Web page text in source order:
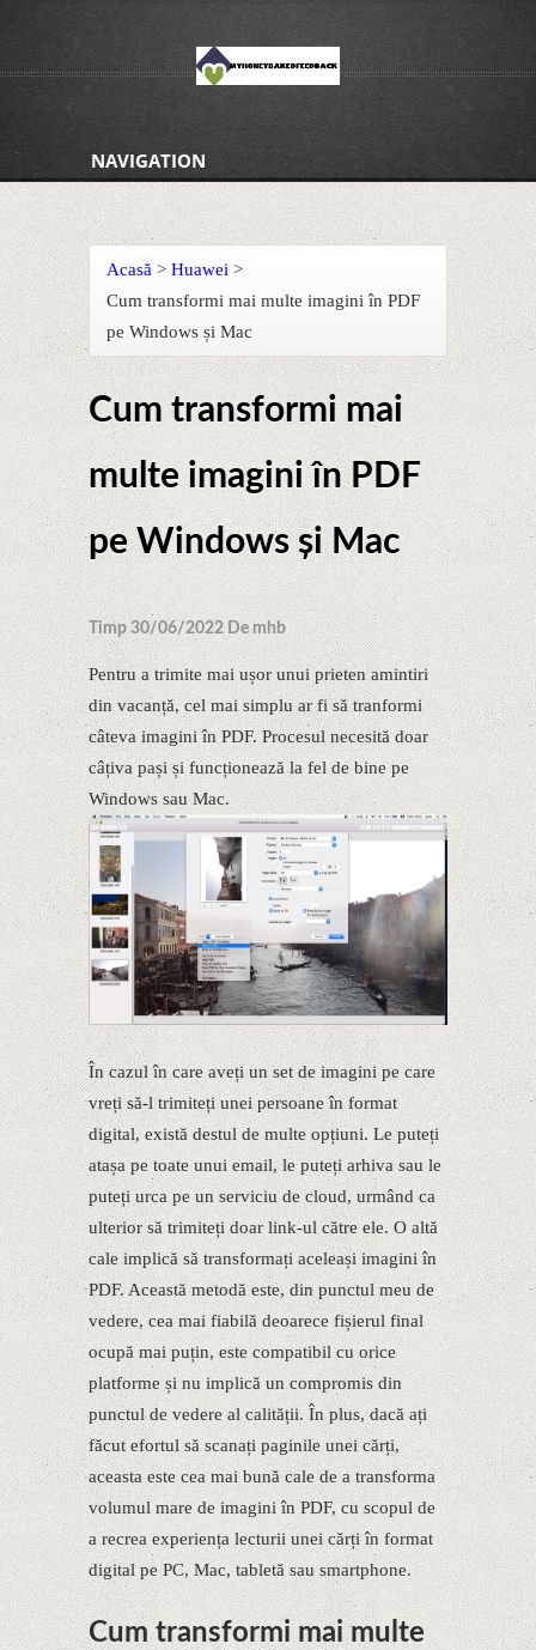
NAVIGATION
Acasă > Huawei >
Cum transformi mai multe imagini în PDF
pe Windows și Mac
Cum transformi mai
multe imagini în PDF
pe Windows și Mac
Timp 30/06/2022 De mhb
Pentru a trimite mai ușor unui prieten amintiri
din vacanță, cel mai simplu ar fi să tranformi
câteva imagini în PDF. Procesul necesită doar
câțiva pași și funcționează la fel de bine pe
Windows sau Mac.
În cazul în care aveți un set de imagini pe care
vreți să-l trimiteți unei persoane în format
digital, există destul de multe opțiuni. Le puteți
atașa pe toate unui email, le puteți arhiva sau le
puteți urca pe un serviciu de cloud, urmând ca
ulterior să trimiteți doar link-ul către ele. O altă
cale implică să transformați aceleași imagini în
PDF. Această metodă este, din punctul meu de
vedere, cea mai fiabilă deoarece fișierul final
ocupă mai puțin, este compatibil cu orice
platforme și nu implică un compromis din
punctul de vedere al calității. În plus, dacă ați
făcut efortul să scanați paginile unei cărți,
aceasta este cea mai bună cale de a transforma
volumul mare de imagini în PDF, cu scopul de
a recrea experiența lecturii unei cărți în format
digital pe PC, Mac, tabletă sau smartphone.
Cum transformi mai multe